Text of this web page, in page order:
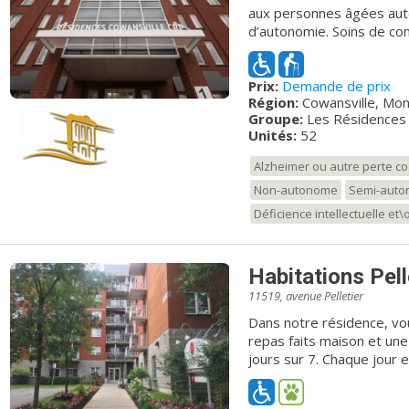
aux personnes âgées
d’autonomie. Soins de
palliatifs. Nous nous
s’adapter aux besoins
pratiquant saura dissiper toute
l’assurance d’une
sécurité et de services,
certifiée par l'agence de
Montérégie. Nous
complets, adaptés et
novateur en matière de
autonomes, semi
subséquentes de votre
votre quiétude est notre
sont disponibles selon
sauront combler vos
attentionnée à des prix
choix et types
satisfaire vos nécessités en habitation.
réconfort de l’esprit ! Les Résidences CRP.com Bien plus que de
Prix: Demande de prix
Région: Cowansville,
Groupe: Les Résidences
Unités:52
Alzheimer ou autre perte
Non-autonome
Semi-
Déficience intellectuelle
Habitations
11519, avenue Pelletier
Dans notre résidence,
repas faits maison et
jours sur 7. Chaque jour
d'activités variées, tout
de savourer nos repas. Chaque unité dispose d’un balcon avec vue